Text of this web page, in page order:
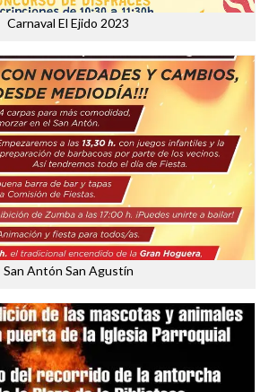
Carnaval El Ejido 2023
San Antón San Agustín